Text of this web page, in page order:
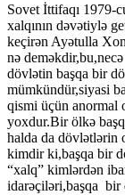
Sovet İttifaqı 1979-
xalqının dəvətiylə
keçirən Ayətulla
nə
dövlətin başqa bir
mümkündür,siyasi
qismi üçün anormal
yoxdur.Bir ölkə
halda da dövlətlərin
kimdir ki,başqa bir
“xalq” kimlərdən
idarəçiləri,başqa bir